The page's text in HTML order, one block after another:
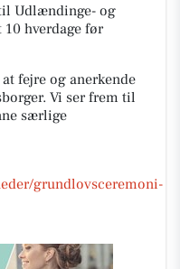
Udlændinge- og
hverdage før
fejre og anerkende
Vi ser frem til
særlige
grundlovsceremoni-